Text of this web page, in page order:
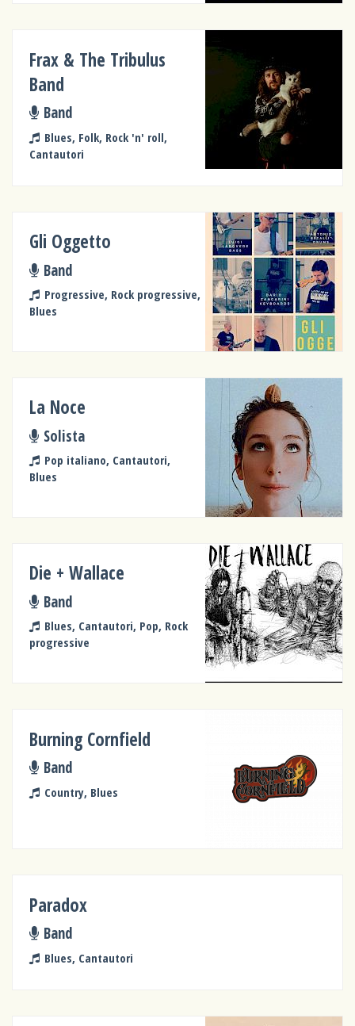
Frax & The Tribulus
Band
Band
Blues, Folk, Rock 'n' roll,
Cantautori
Gli Oggetto
Band
Progressive, Rock progressive,
Blues
La Noce
Solista
Pop italiano, Cantautori,
Blues
Die + Wallace
Band
Blues, Cantautori, Pop, Rock
progressive
Burning Cornfield
Band
Country, Blues
Paradox
Band
Blues, Cantautori